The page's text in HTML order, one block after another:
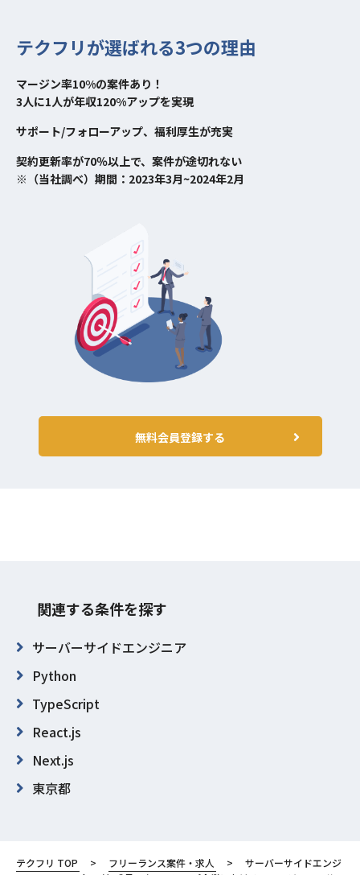
テクフリが選ばれる3つの理由
マージン率10%の案件あり！
3人に1人が年収120%アップを実現
サポート/フォローアップ、福利厚生が充実
契約更新率が70％以上で、案件が途切れない
※（当社調べ）期間：2023年3月~2024年2月
無料会員登録する
関連する条件を探す
サーバーサイドエンジニア
Python
TypeScript
React.js
Next.js
東京都
テクフリ TOP フリーランス案件・求人
サーバーサイドエンジ